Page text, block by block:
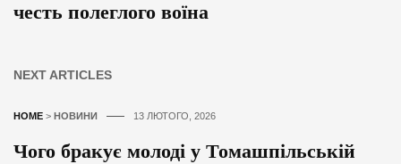
честь полеглого воїна
NEXT ARTICLES
HOME > НОВИНИ 13 ЛЮТОГО, 2026
Чого бракує молоді у Томашпільській